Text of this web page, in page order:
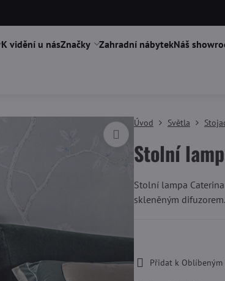
K vidění u násZnačky Zahradní nábytekNáš
Úvod Světla
Stolní
Stolní lampa
skleněným
-
Přidat k Oblíbeným